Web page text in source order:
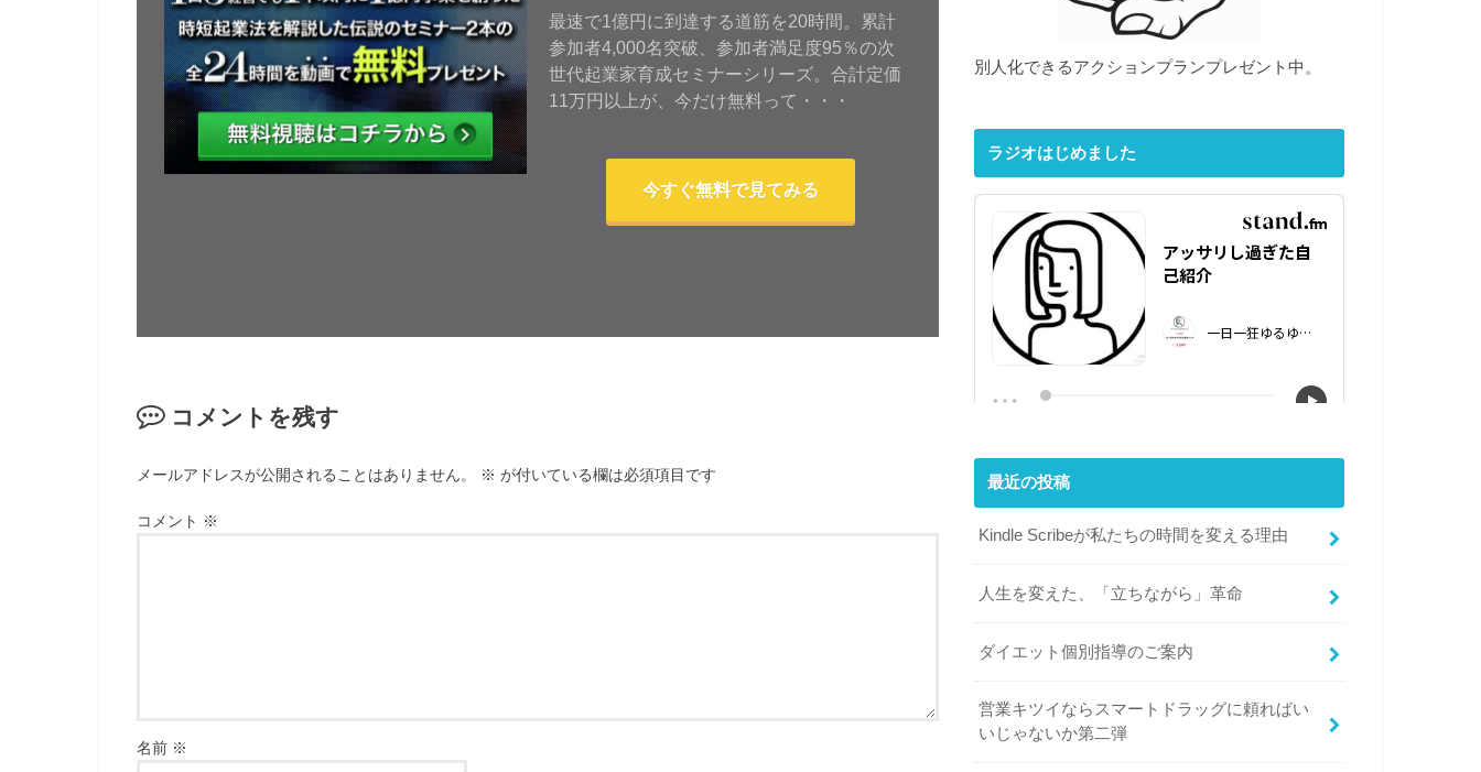
最速で1億円に到達する道筋を20時間。累計
参加者4,000名突破、参加者満足度95％の次
世代起業家育成セミナーシリーズ。合計定価
11万円以上が、今だけ無料って・・・
今すぐ無料で見てみる
コメントを残す
メールアドレスが公開されることはありません。 ※ が付いている欄は必須項目です
コメント ※
名前 ※
別人化できるアクションプランプレゼント中。
ラジオはじめました
最近の投稿
Kindle Scribeが私たちの時間を変える理由
人生を変えた、「立ちながら」革命
ダイエット個別指導のご案内
営業キツイならスマートドラッグに頼ればい
いじゃないか第二弾